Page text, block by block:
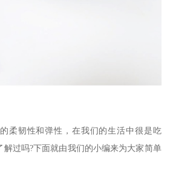
柔韧性和弹性，在我们的生活中很是吃
解过吗?下面就由我们的小编来为大家简单